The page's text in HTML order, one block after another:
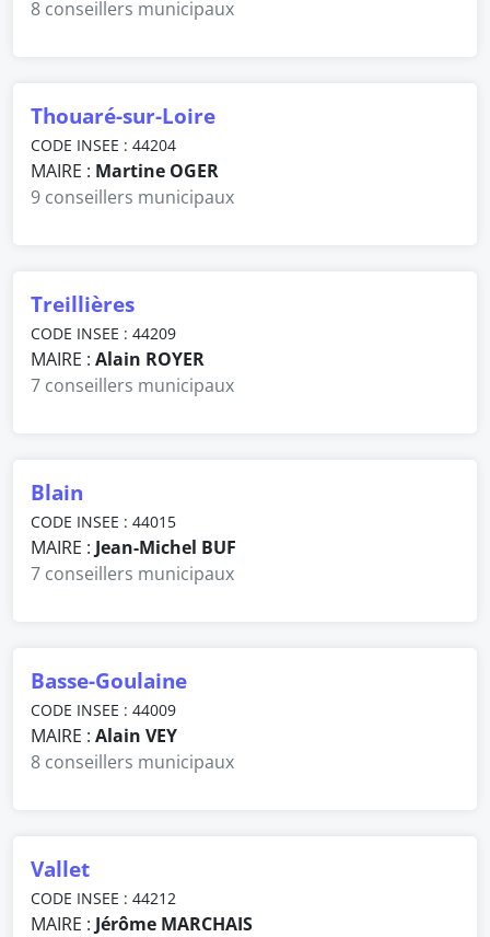
8 conseillers municipaux
Thouaré-sur-Loire
CODE INSEE : 44204
MAIRE : Martine OGER
9 conseillers municipaux
Treillières
CODE INSEE : 44209
MAIRE : Alain ROYER
7 conseillers municipaux
Blain
CODE INSEE : 44015
MAIRE : Jean-Michel BUF
7 conseillers municipaux
Basse-Goulaine
CODE INSEE : 44009
MAIRE : Alain VEY
8 conseillers municipaux
Vallet
CODE INSEE : 44212
MAIRE : Jérôme MARCHAIS